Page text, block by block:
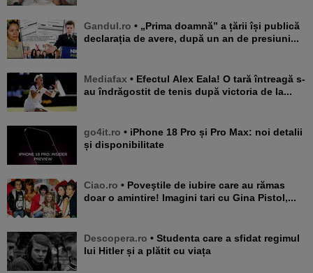
Gandul.ro • „Prima doamnă” a țării își publică
declarația de avere, după un an de presiuni...
Mediafax • Efectul Alex Eala! O tară întreagă s-
au îndrăgostit de tenis după victoria de la...
go4it.ro • iPhone 18 Pro și Pro Max: noi detalii
și disponibilitate
Ciao.ro • Poveştile de iubire care au rămas
doar o amintire! Imagini tari cu Gina Pistol,...
Descopera.ro • Studenta care a sfidat regimul
lui Hitler și a plătit cu viața